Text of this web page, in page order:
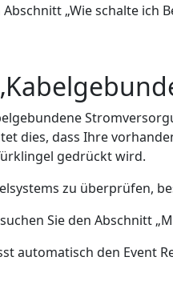
„Wie schalte
dies, dass Ihre
gedrückt wird.
zu überprüfen,
Sie den Abschnitt
automatisch den Event